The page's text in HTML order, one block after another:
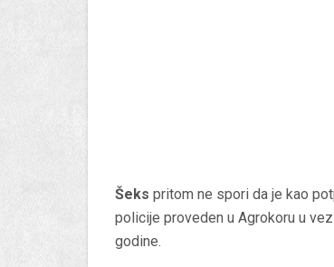
Šeks pritom ne spori da je kao
policije proveden u Agrokoru u
godine.